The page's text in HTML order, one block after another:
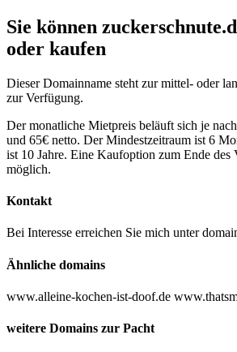
Sie können
oder kaufen
Dieser Domainname steht zur mittel- oder
zur Verfügung.
Der monatliche Mietpreis beläuft sich je
und 65€ netto. Der Mindestzeitraum ist 6
ist 10 Jahre. Eine Kaufoption zum Ende des
möglich.
Kontakt
Bei Interesse erreichen Sie mich unter
Ähnliche domains
www.alleine-kochen-ist-doof.de
weitere Domains zur Pacht